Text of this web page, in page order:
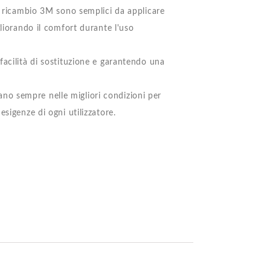
3M sono semplici da applicare
il comfort durante l'uso
di sostituzione e garantendo una
sempre nelle migliori condizioni per
di ogni utilizzatore.